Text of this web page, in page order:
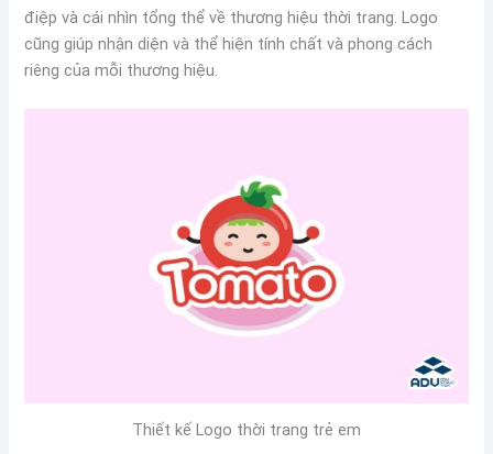
điệp và cái nhìn tổng thể về thương hiệu thời trang. Logo
cũng giúp nhận diện và thể hiện tính chất và phong cách
riêng của mỗi thương hiệu.
Thiết kế Logo thời trang trẻ em